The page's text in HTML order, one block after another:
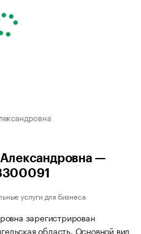
—
услуги для бизнеса
зарегистрирован
область. Основной вид